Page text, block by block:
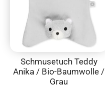
Schmusetuch Teddy
Anika / Bio-Baumwolle /
Grau